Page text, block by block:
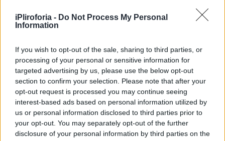
iPliroforia - Do Not Process My Personal
Information
If you wish to opt-out of the sale, sharing to third parties, or
processing of your personal or sensitive information for
targeted advertising by us, please use the below opt-out
section to confirm your selection. Please note that after your
opt-out request is processed you may continue seeing
interest-based ads based on personal information utilized by
us or personal information disclosed to third parties prior to
your opt-out. You may separately opt-out of the further
disclosure of your personal information by third parties on the
Συνεντεύξεις 18/11/2025
Τζεφ Μοντάνα: «Κανένας δεν μπορεί
να σου πει ποιος είσαι»